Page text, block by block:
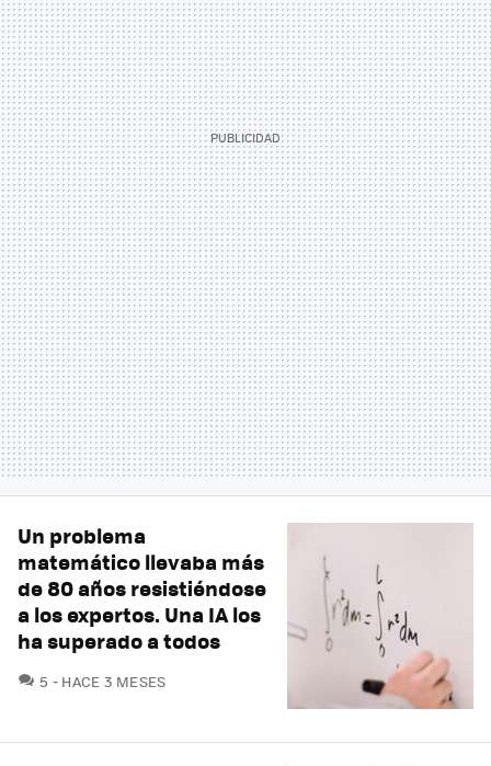
Un problema
matemático llevaba más
de 80 años resistiéndose
a los expertos. Una IA los
ha superado a todos
5 COMENTARIOS
HACE 3 MESES